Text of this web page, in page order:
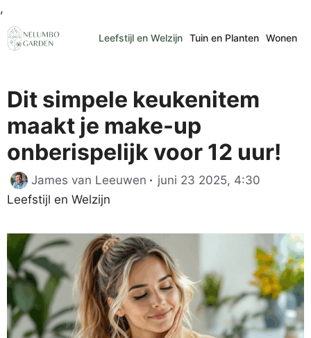
,
naar
de
Leefstijl en Welzijn Tuin en Planten Wonen
Dit simpele keukenitem
maakt je make-up
onberispelijk voor 12 uur!
James van Leeuwen juni 23 2025, 4:30
Leefstijl en Welzijn